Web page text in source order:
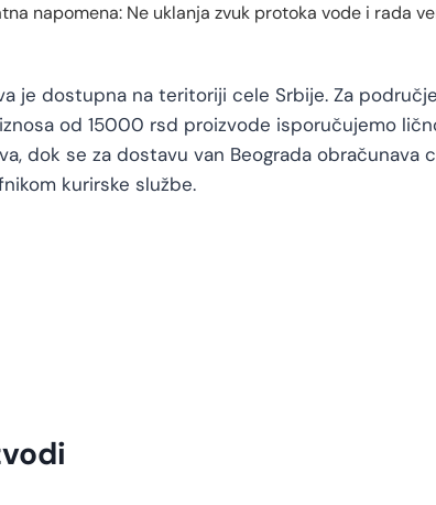
napomena: Ne uklanja zvuk protoka vode i rada
je dostupna na teritoriji cele Srbije. Za
od 15000 rsd proizvode isporučujemo
dok se za dostavu van Beograda obračunava
kurirske službe.